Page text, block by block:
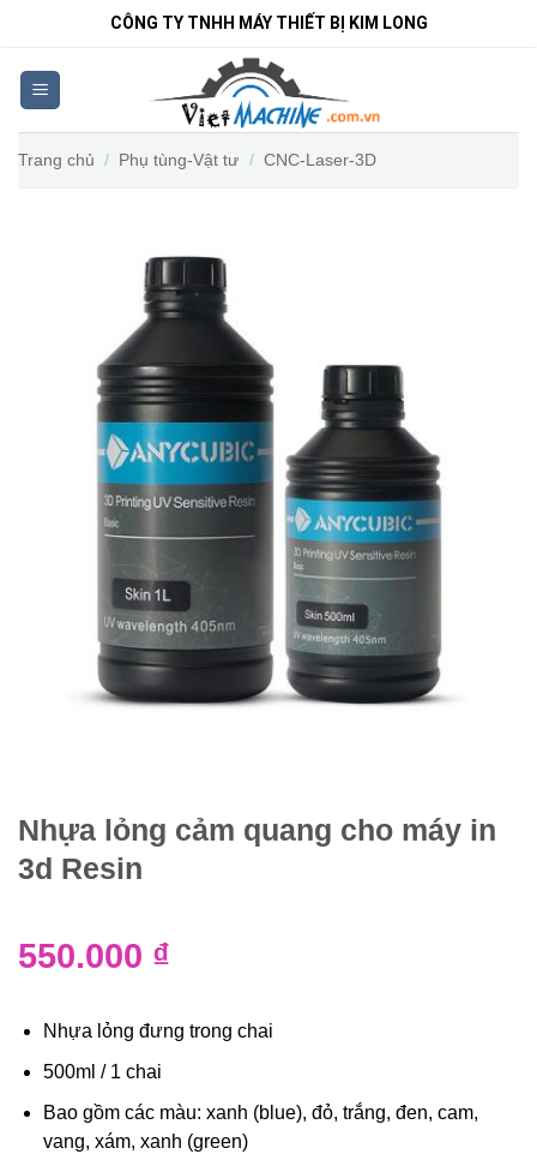
nội
dung
CÔNG TY TNHH MÁY THIẾT BỊ KIM LONG
Trang chủ / Phụ tùng-Vật tư / CNC-Laser-3D
Nhựa lỏng cảm quang cho máy in
3d Resin
550.000 ₫
Nhựa lỏng đưng trong chai
500ml / 1 chai
Bao gồm các màu: xanh (blue), đỏ, trắng, đen, cam,
vang, xám, xanh (green)